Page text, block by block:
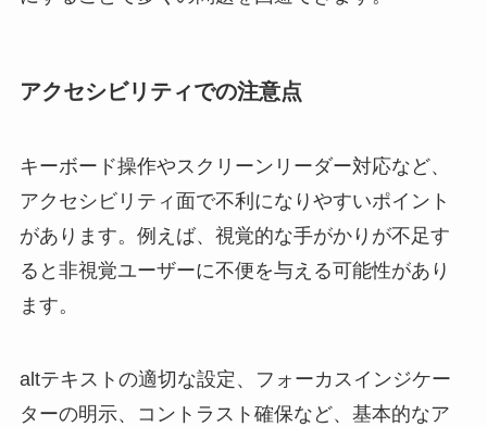
アクセシビリティでの注意点
キーボード操作やスクリーンリーダー対応など、
アクセシビリティ面で不利になりやすいポイント
があります。例えば、視覚的な手がかりが不足す
ると非視覚ユーザーに不便を与える可能性があり
ます。
altテキストの適切な設定、フォーカスインジケー
ターの明示、コントラスト確保など、基本的なア